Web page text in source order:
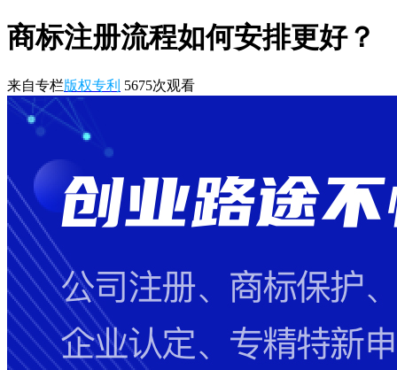
商标注册流程如何安排更好？
来自专栏版权专利 5675次观看